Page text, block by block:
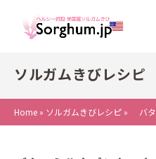
ソルガムきびレシピ
Home » ソルガムきびレシピ » バ